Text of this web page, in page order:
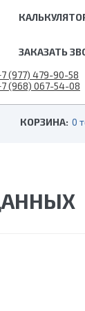
ЗАКАЗАТЬ
(977) 479-90-58
(968) 067-54-08
Лофт
КОРЗИНА: 0